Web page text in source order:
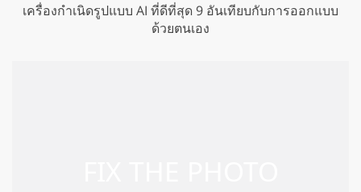
เครื่องกำเนิดรูปแบบ AI ที่ดีที่สุด 9 อันเทียบกับการออกแบบ
ด้วยตนเอง